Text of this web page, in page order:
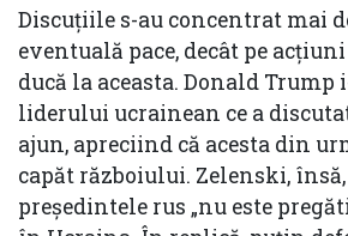
Discuțiile s-au concentrat mai
eventuală pace, decât pe
ducă la aceasta. Donald Trump
liderului ucrainean ce a
ajun, apreciind că acesta din
capăt războiului. Zelenski, însă,
președintele rus „nu este